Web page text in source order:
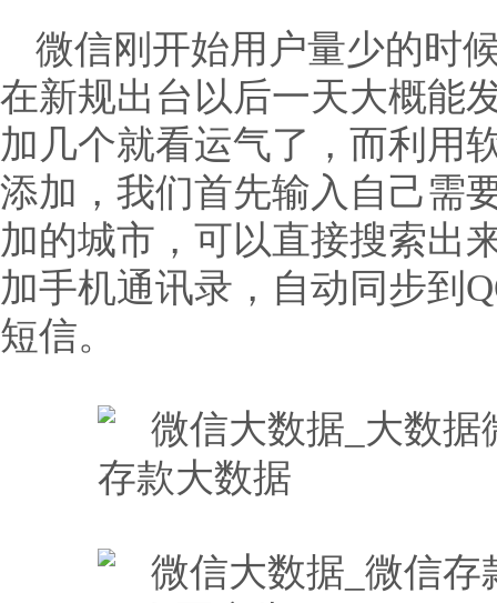
微信刚开始用户量少的时
在新规出台以后一天大概能
加几个就看运气了，而利用
添加，我们首先输入自己需
加的城市，可以直接搜索出
加手机通讯录，自动同步到
短信。